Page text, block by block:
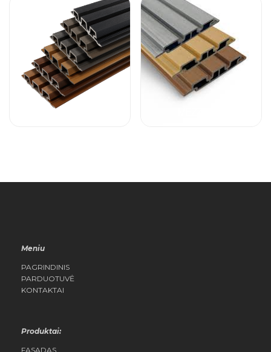
Fiberdeck WEO 35
Meniu
PAGRINDINIS
PARDUOTUVĖ
KONTAKTAI
Produktai:
FASADAS